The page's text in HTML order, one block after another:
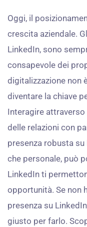
Oggi, il
crescita aziendale.
LinkedIn, sono
consapevole dei
digitalizzazione non
diventare la chiave
Interagire
delle relazioni con
presenza robusta
che personale, può
LinkedIn ti
opportunità. Se non
presenza su
giusto per farlo.